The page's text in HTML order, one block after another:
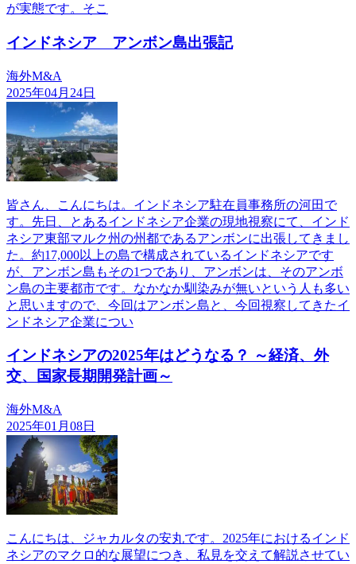
が実態です。そこ
インドネシア アンボン島出張記
海外M&A
2025年04月24日
皆さん、こんにちは。インドネシア駐在員事務所の河田で
す。先日、とあるインドネシア企業の現地視察にて、インド
ネシア東部マルク州の州都であるアンボンに出張してきまし
た。約17,000以上の島で構成されているインドネシアです
が、アンボン島もその1つであり、アンボンは、そのアンボ
ン島の主要都市です。なかなか馴染みが無いという人も多い
と思いますので、今回はアンボン島と、今回視察してきたイ
ンドネシア企業につい
インドネシアの2025年はどうなる？ ～経済、外
交、国家長期開発計画～
海外M&A
2025年01月08日
こんにちは、ジャカルタの安丸です。2025年におけるインド
ネシアのマクロ的な展望につき、私見を交えて解説させてい